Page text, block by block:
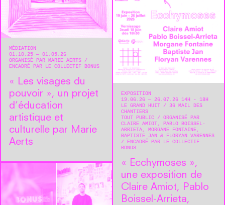
MÉDIATION
01.10.25 — 01.05.26
ORGANISÉ PAR MARIE AERTS
ENCADRÉ PAR LE COLLECTIF BONUS
« Les visages du
pouvoir », un projet
d’éducation
artistique et
culturelle par Marie
Aerts
EXPOSITION
19.06.26 — 26.07.26 14H - 18H
LE GRAND HUIT
36 MAIL DES
CHANTIERS
TOUT PUBLIC
ORGANISÉ PAR
CLAIRE AMIOT, PABLO BOISSEL-
ARRIETA, MORGANE FONTAINE,
BAPTISTE JAN & FLORYAN VARENNES
ENCADRÉ PAR LE COLLECTIF
BONUS
« Ecchymoses »,
une exposition de
Claire Amiot, Pablo
Boissel-Arrieta,